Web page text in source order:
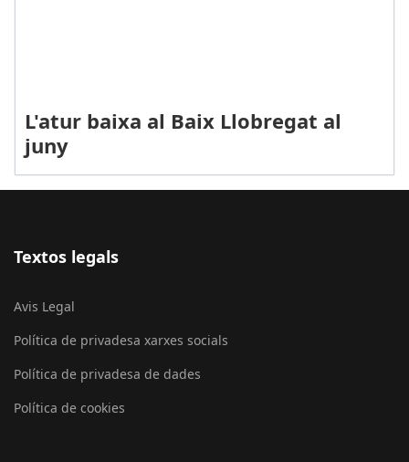
L'atur baixa al Baix Llobregat al
juny
Textos legals
Avis Legal
Política de privadesa xarxes socials
Política de privadesa de dades
Política de cookies